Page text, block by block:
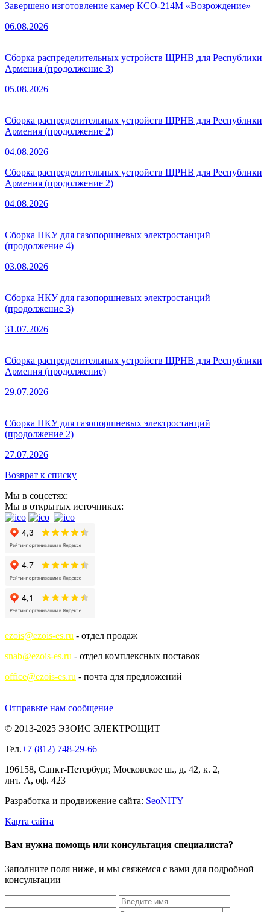
Завершено изготовление камер КСО-214М «Возрождение»
06.08.2026
Сборка распределительных устройств ЩРНВ для Республики
Армения (продолжение 3)
05.08.2026
Сборка распределительных устройств ЩРНВ для Республики
Армения (продолжение 2)
04.08.2026
Сборка распределительных устройств ЩРНВ для Республики
Армения (продолжение 2)
04.08.2026
Сборка НКУ для газопоршневых электростанций
(продолжение 4)
03.08.2026
Сборка НКУ для газопоршневых электростанций
(продолжение 3)
31.07.2026
Сборка распределительных устройств ЩРНВ для Республики
Армения (продолжение)
29.07.2026
Сборка НКУ для газопоршневых электростанций
(продолжение 2)
27.07.2026
Возврат к списку
Мы в соцсетях:
Мы в открытых источниках:
ezois@ezois-es.ru - отдел продаж
snab@ezois-es.ru - отдел комплексных поставок
office@ezois-es.ru - почта для предложений
Отправьте нам сообщение
© 2013-2025 ЭЗОИС ЭЛЕКТРОЩИТ
Тел.+7 (812) 748-29-66
196158, Санкт-Петербург, Московское ш., д. 42, к. 2,
лит. А, оф. 423
Разработка и продвижение сайта: SeoNITY
Карта сайта
Вам нужна помощь или консультация специалиста?
Заполните поля ниже, и мы свяжемся с вами для подробной
консультации